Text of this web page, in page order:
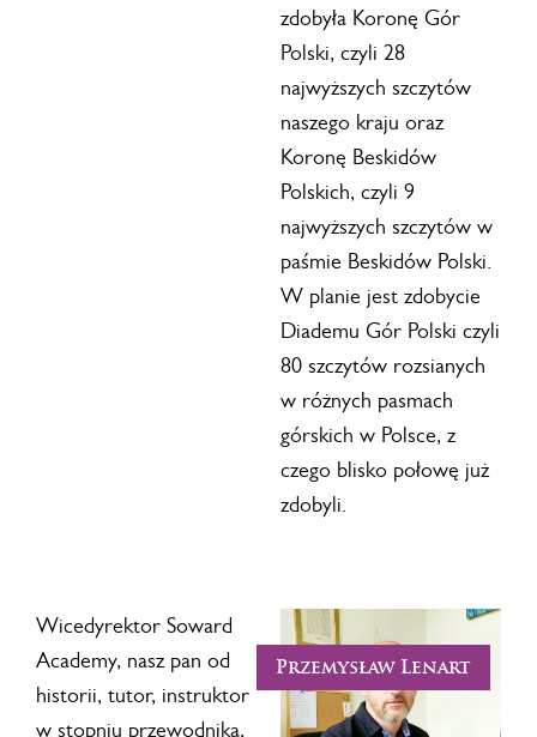
zdobyła Koronę Gór
Polski, czyli 28
najwyższych szczytów
naszego kraju oraz
Koronę Beskidów
Polskich, czyli 9
najwyższych szczytów w
paśmie Beskidów Polski.
W planie jest zdobycie
Diademu Gór Polski czyli
80 szczytów rozsianych
w różnych pasmach
górskich w Polsce, z
czego blisko połowę już
zdobyli.
Wicedyrektor Soward
Academy, nasz pan od
historii, tutor, instruktor
w stopniu przewodnika,
Przemysław Lenart